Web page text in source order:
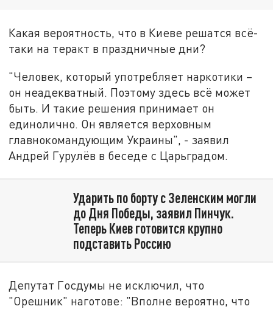
Какая вероятность, что в Киеве решатся всё-
таки на теракт в праздничные дни?
"Человек, который употребляет наркотики –
он неадекватный. Поэтому здесь всё может
быть. И такие решения принимает он
единолично. Он является верховным
главнокомандующим Украины", - заявил
Андрей Гурулёв в беседе с Царьградом.
Ударить по борту с Зеленским могли
до Дня Победы, заявил Пинчук.
Теперь Киев готовится крупно
подставить Россию
Депутат Госдумы не исключил, что
"Орешник" наготове: "Вполне вероятно, что